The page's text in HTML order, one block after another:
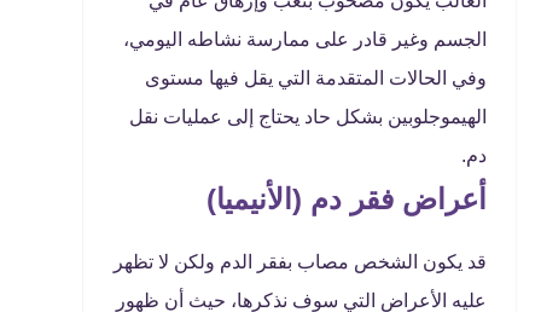
الجسم وغير قادر على ممارسة نشاطه اليومي،
وفي الحالات المتقدمة التي يقل فيها مستوى
الهيموجلوبين بشكل حاد يحتاج إلى عمليات نقل
دم.
أعراض فقر دم (الأنيميا)
قد يكون الشخص مصاب بفقر الدم ولكن لا تظهر
عليه الأعراض التي سوف نذكرها، حيث أن ظهور